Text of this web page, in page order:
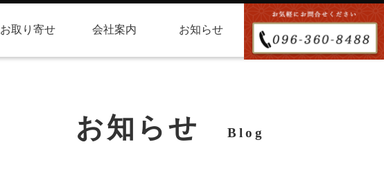
お取り寄せ 会社案内 お知らせ
お知らせ Blog